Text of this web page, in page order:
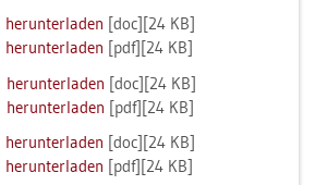
her­un­ter­la­den [doc][24 KB]
her­un­ter­la­den [pdf][24 KB]
her­un­ter­la­den [doc][24 KB]
her­un­ter­la­den [pdf][24 KB]
her­un­ter­la­den [doc][24 KB]
her­un­ter­la­den [pdf][24 KB]